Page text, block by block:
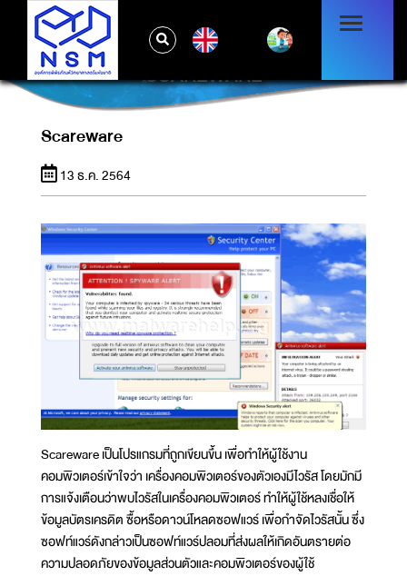
SCAREWARE
Scareware
13 ธ.ค. 2564
Scareware เป็นโปรแกรมที่ถูกเขียนขึ้น เพื่อทำให้ผู้ใช้งาน
คอมพิวเตอร์เข้าใจว่า เครื่องคอมพิวเตอร์ของตัวเองมีไวรัส โดยมักมี
การแจ้งเตือนว่าพบไวรัสในเครื่องคอมพิวเตอร์ ทำให้ผู้ใช้หลงเชื่อให้
ข้อมูลบัตรเครดิต ซื้อหรือดาวน์โหลดซอฟแวร์ เพื่อกำจัดไวรัสนั้น ซึ่ง
ซอฟท์แวร์ดังกล่าวเป็นซอฟท์แวร์ปลอมที่ส่งผลให้เกิดอันตรายต่อ
ความปลอดภัยของข้อมูลส่วนตัวและคอมพิวเตอร์ของผู้ใช้